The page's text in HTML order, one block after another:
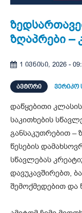
ზღაპრები –
1 ივნისი, 2026 -
ᲐᲕᲢᲝᲠᲘ ვერიკო
დაწყებითი
საკითხების
განსაკუთრებით –
წესების
სწავლებას
დავუკავშირებთ,
შემოქმედებით და